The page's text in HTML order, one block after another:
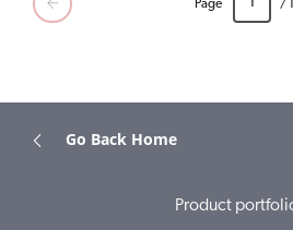
Page / 1
Go Back Home
Product